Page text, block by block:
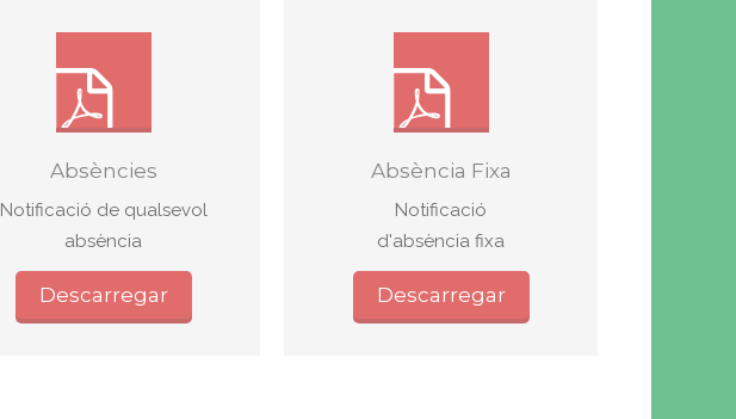
Absències
Notificació de qualsevol
absència
Descarregar
Absència Fixa
Notificació
d'absència fixa
Descarregar